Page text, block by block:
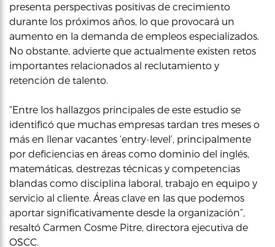
presenta perspectivas positivas de crecimiento
durante los próximos años, lo que provocará un
aumento en la demanda de empleos especializados.
No obstante, advierte que actualmente existen retos
importantes relacionados al reclutamiento y
retención de talento.
“Entre los hallazgos principales de este estudio se
identificó que muchas empresas tardan tres meses o
más en llenar vacantes ‘entry-level’, principalmente
por deficiencias en áreas como dominio del inglés,
matemáticas, destrezas técnicas y competencias
blandas como disciplina laboral, trabajo en equipo y
servicio al cliente. Áreas clave en las que podemos
aportar significativamente desde la organización”,
resaltó Carmen Cosme Pitre, directora ejecutiva de
OSCC.